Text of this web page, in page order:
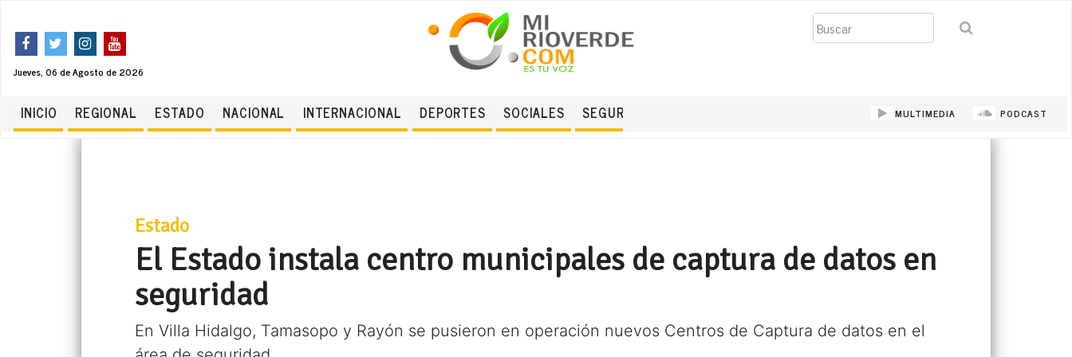
Jueves, 06 de Agosto de 2026
Buscar
INICIO REGIONAL ESTADO NACIONAL INTERNACIONAL DEPORTES SOCIALES SEGURIDAD MULTIMEDIA PODCAST
Estado
El Estado instala centro municipales de captura de datos en
seguridad
En Villa Hidalgo, Tamasopo y Rayón se pusieron en operación nuevos Centros de Captura de datos en el